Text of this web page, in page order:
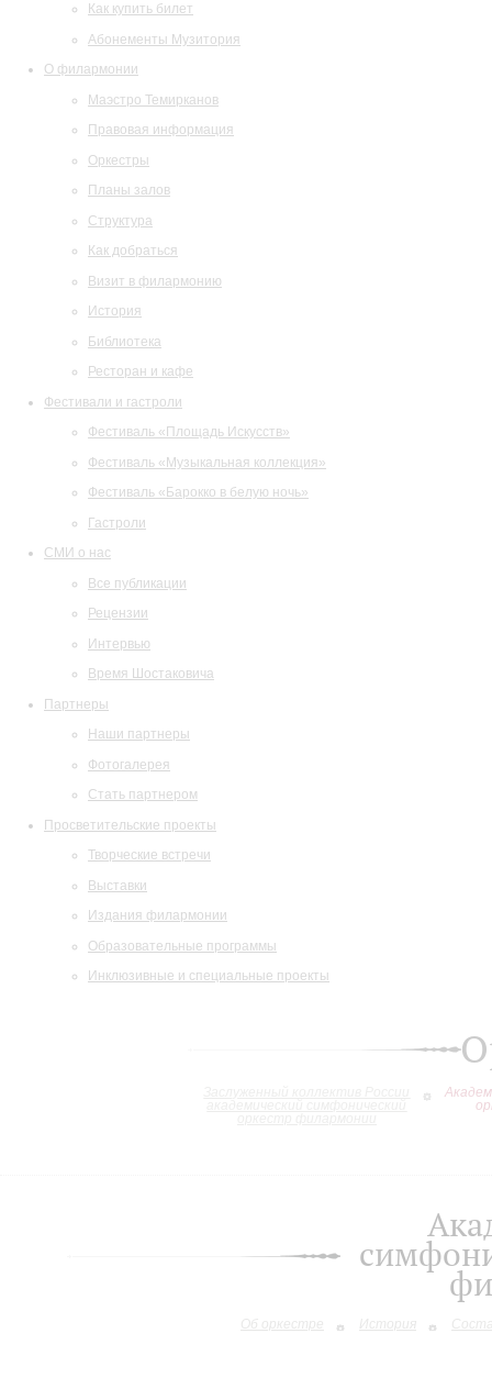
Как купить билет
Абонементы Музитория
О филармонии
Маэстро Темирканов
Правовая информация
Оркестры
Планы залов
Структура
Как добраться
Визит в филармонию
История
Библиотека
Ресторан и кафе
Фестивали и гастроли
Фестиваль «Площадь Искусств»
Фестиваль «Музыкальная коллекция»
Фестиваль «Барокко в белую ночь»
Гастроли
СМИ о нас
Все публикации
Рецензии
Интервью
Время Шостаковича
Партнеры
Наши партнеры
Фотогалерея
Стать партнером
Просветительские проекты
Творческие встречи
Выставки
Издания филармонии
Образовательные программы
Инклюзивные и специальные проекты
Об оркестре История